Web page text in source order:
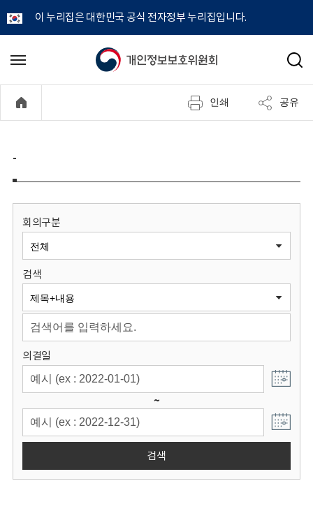
이 누리집은 대한민국 공식 전자정부 누리집입니다.
개
정
보
원
회
메
기
검
인쇄 공유
-
회의구분
검색
의결일
~
검색